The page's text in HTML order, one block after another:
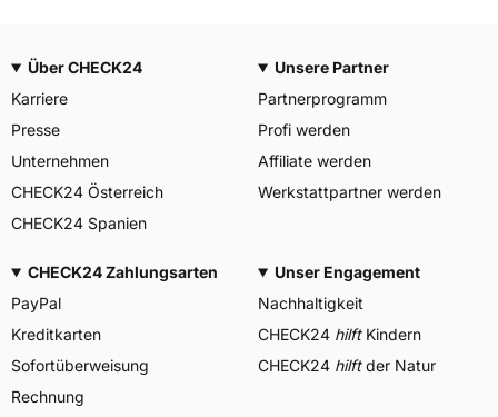
Über CHECK24
Karriere
Presse
Unternehmen
CHECK24 Österreich
CHECK24 Spanien
Unsere Partner
Partnerprogramm
Profi werden
Affiliate werden
Werkstattpartner werden
CHECK24 Zahlungsarten
PayPal
Kreditkarten
Sofortüberweisung
Rechnung
Unser Engagement
Nachhaltigkeit
CHECK24 hilftKindern
CHECK24 hilftder Natur